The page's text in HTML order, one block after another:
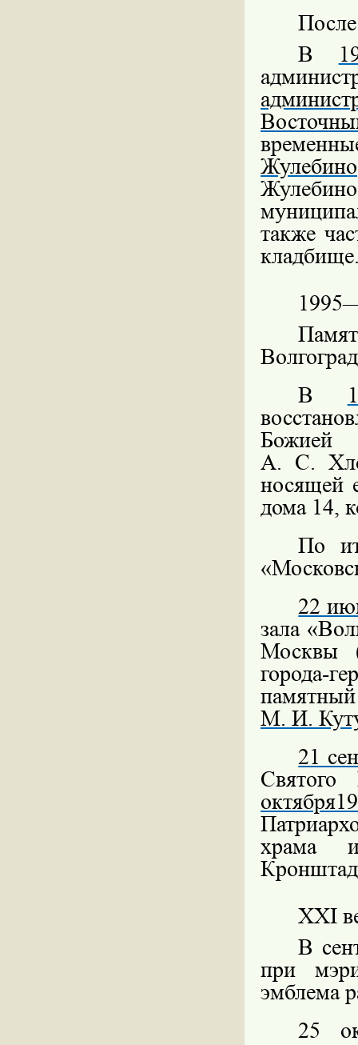
В
Жулебино
также
В
Божией
А. С.
носящей
дома 14,
По
22
зала
Москвы
города-
М. И.
21
октября
храма
XXI
В
при
эмблема
25